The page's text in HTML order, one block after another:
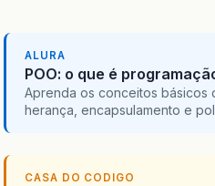
ALURA
POO: o que é
Aprenda os conceitos básicos
herança, encapsulamento e
CASA DO CODIGO